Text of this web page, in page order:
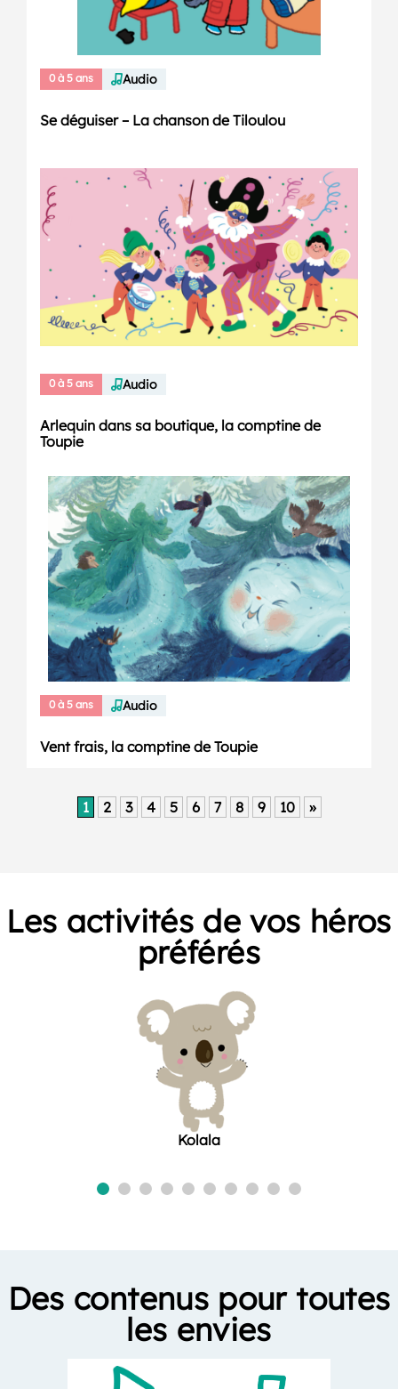
0 à 5 ans Audio
Se déguiser – La chanson de Tiloulou
0 à 5 ans Audio
Arlequin dans sa boutique, la comptine de
Toupie
0 à 5 ans Audio
Vent frais, la comptine de Toupie
1 2 3 4 5 6 7 8 9 10 »
Les activités de vos héros
préférés
Kolala
Des contenus pour toutes
les envies